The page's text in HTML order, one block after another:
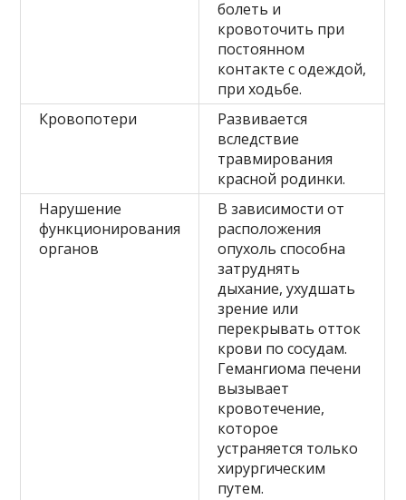
болеть и
кровоточить при
постоянном
контакте с одеждой,
при ходьбе.
Кровопотери
Развивается
вследствие
травмирования
красной родинки.
Нарушение
функционирования
органов
В зависимости от
расположения
опухоль способна
затруднять
дыхание, ухудшать
зрение или
перекрывать отток
крови по сосудам.
Гемангиома печени
вызывает
кровотечение,
которое
устраняется только
хирургическим
путем.